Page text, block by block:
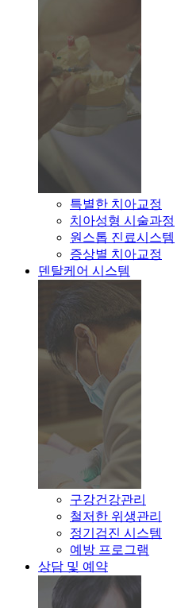
특별한 치아교정
치아성형 시술과정
원스톱 진료시스템
증상별 치아교정
덴탈케어 시스템
구강건강관리
철저한 위생관리
정기검진 시스템
예방 프로그램
상담 및 예약